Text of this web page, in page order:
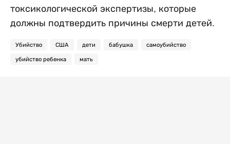
токсикологической экспертизы, которые
должны подтвердить причины смерти детей.
Убийство США дети бабушка самоубийство
убийство ребенка мать